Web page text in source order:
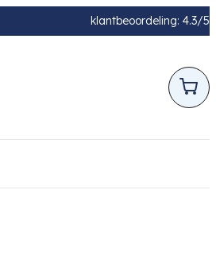
klantbeoordeling: 4.3/5